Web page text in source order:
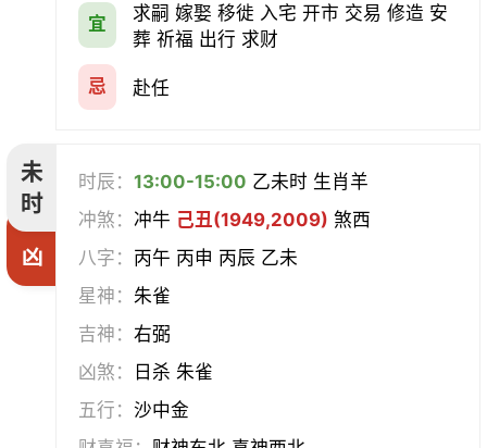
宜
求嗣 嫁娶 移徙 入宅 开市 交易 修造 安
葬 祈福 出行 求财
忌 赴任
未
时
凶
时辰：13:00-15:00 乙未时 生肖羊
冲煞：冲牛 己丑(1949,2009) 煞西
八字： 丙午 丙申 丙辰 乙未
星神：朱雀
吉神：右弼
凶煞：
日杀 朱雀
五行：沙中金